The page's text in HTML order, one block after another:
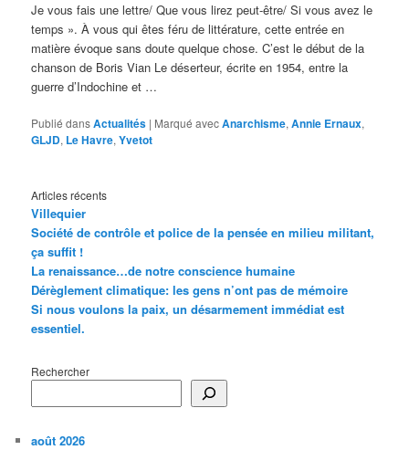
Je vous fais une lettre/ Que vous lirez peut-être/ Si vous avez le
temps ». À vous qui êtes féru de littérature, cette entrée en
matière évoque sans doute quelque chose. C’est le début de la
chanson de Boris Vian Le déserteur, écrite en 1954, entre la
guerre d’Indochine et …
Publié dansActualités | Marqué avecAnarchisme,Annie Ernaux,
GLJD, Le Havre,Yvetot
Articles récents
Villequier
Société de contrôle et police de la pensée en milieu militant,
ça suffit !
La renaissance…de notre conscience humaine
Dérèglement climatique: les gens n’ont pas de mémoire
Si nous voulons la paix, un désarmement immédiat est
essentiel.
Rechercher
août 2026